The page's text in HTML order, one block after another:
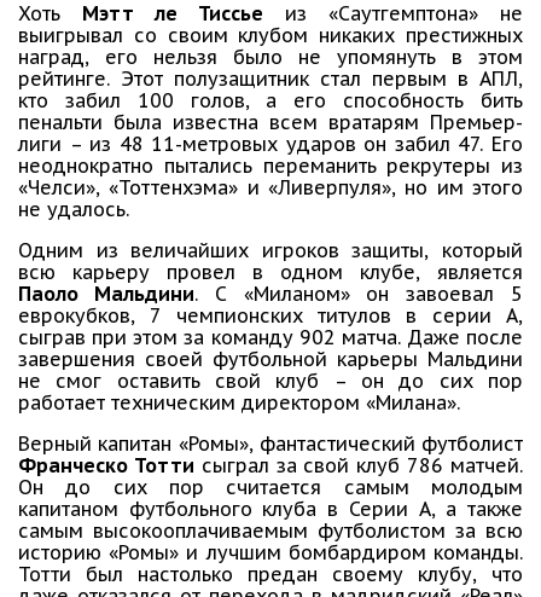
Хоть Мэтт ле Тиссье из «Саутгемптона» не
выигрывал со своим клубом никаких престижных
наград, его нельзя было не упомянуть в этом
рейтинге. Этот полузащитник стал первым в АПЛ,
кто забил 100 голов, а его способность бить
пенальти была известна всем вратарям Премьер-
лиги – из 48 11-метровых ударов он забил 47. Его
неоднократно пытались переманить рекрутеры из
«Челси», «Тоттенхэма» и «Ливерпуля», но им этого
не удалось.
Одним из величайших игроков защиты, который
всю карьеру провел в одном клубе, является
Паоло Мальдини. С «Миланом» он завоевал 5
еврокубков, 7 чемпионских титулов в серии А,
сыграв при этом за команду 902 матча. Даже после
завершения своей футбольной карьеры Мальдини
не смог оставить свой клуб – он до сих пор
работает техническим директором «Милана».
Верный капитан «Ромы», фантастический футболист
Франческо Тотти сыграл за свой клуб 786 матчей.
Он до сих пор считается самым молодым
капитаном футбольного клуба в Серии А, а также
самым высокооплачиваемым футболистом за всю
историю «Ромы» и лучшим бомбардиром команды.
Тотти был настолько предан своему клубу, что